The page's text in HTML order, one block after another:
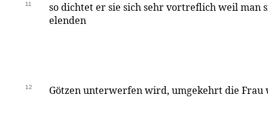
11
so dichtet er sie sich sehr vortreflich weil man
elenden
12 Götzen unterwerfen wird, umgekehrt die Frau